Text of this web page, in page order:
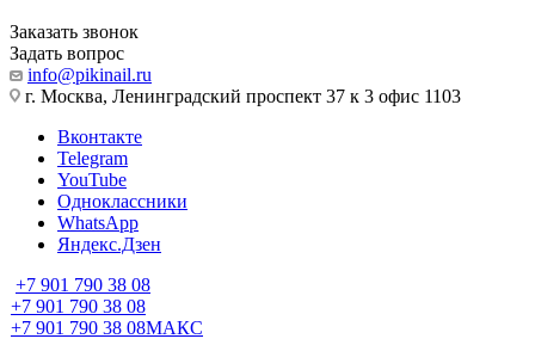
Заказать звонок
Задать вопрос
info@pikinail.ru
г. Москва, Ленинградский проспект 37 к 3 офис 1103
Вконтакте
Telegram
YouTube
Одноклассники
WhatsApp
Яндекс.Дзен
+7 901 790 38 08
+7 901 790 38 08
+7 901 790 38 08МАКС